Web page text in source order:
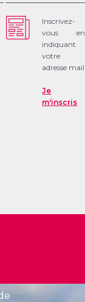
Inscrivez-
vous en
indiquant
votre
adresse mail
Je
m'inscris